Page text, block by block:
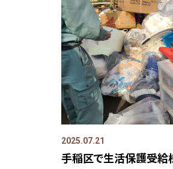
2025.07.21
手稲区で生活保護受